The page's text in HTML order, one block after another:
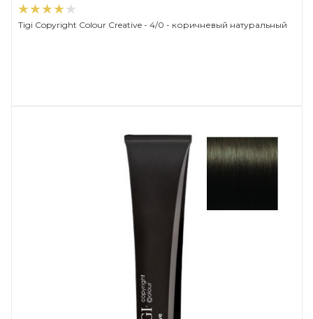
Tigi Copyright Сolour Creative - 4/0 - коричневый натуральный